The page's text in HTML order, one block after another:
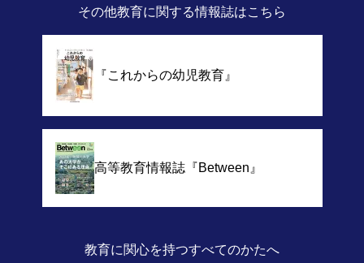
その他教育に関する情報誌はこちら
『これからの幼児教育』
高等教育情報誌『Between』
教育に関心を持つすべてのかたへ